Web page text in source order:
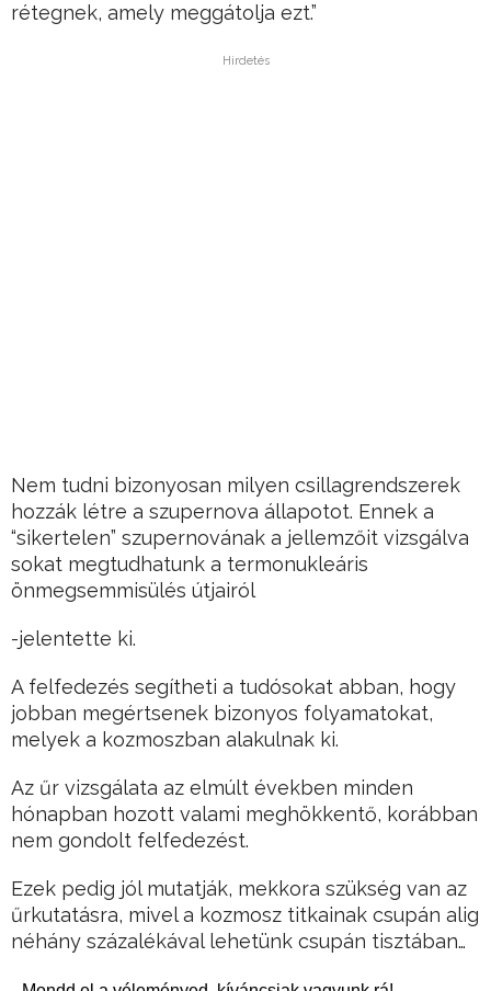
rétegnek, amely meggátolja ezt.”
Hirdetés
Nem tudni bizonyosan milyen csillagrendszerek
hozzák létre a szupernova állapotot. Ennek a
“sikertelen” szupernovának a jellemzőit vizsgálva
sokat megtudhatunk a termonukleáris
önmegsemmisülés útjairól
-jelentette ki.
A felfedezés segítheti a tudósokat abban, hogy
jobban megértsenek bizonyos folyamatokat,
melyek a kozmoszban alakulnak ki.
Az űr vizsgálata az elmúlt években minden
hónapban hozott valami meghökkentő, korábban
nem gondolt felfedezést.
Ezek pedig jól mutatják, mekkora szükség van az
űrkutatásra, mivel a kozmosz titkainak csupán alig
néhány százalékával lehetünk csupán tisztában…